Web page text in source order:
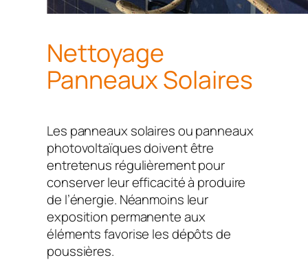
Nettoyage
Panneaux Solaires
Les panneaux solaires ou panneaux
photovoltaïques doivent être
entretenus régulièrement pour
conserver leur efficacité à produire
de l’énergie. Néanmoins leur
exposition permanente aux
éléments favorise les dépôts de
poussières.